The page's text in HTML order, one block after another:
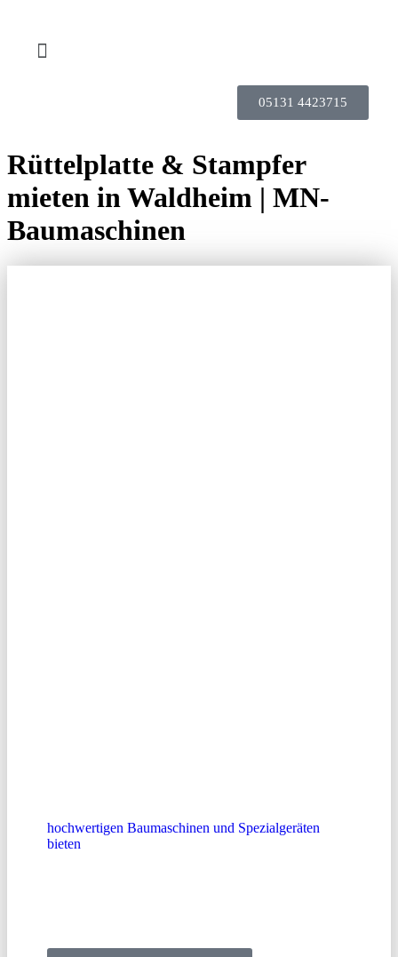
05131 4423715
Rüttelplatte & Stampfer
mieten in Waldheim | MN-
Baumaschinen
hochwertigen Baumaschinen und Spezialgeräten
bieten